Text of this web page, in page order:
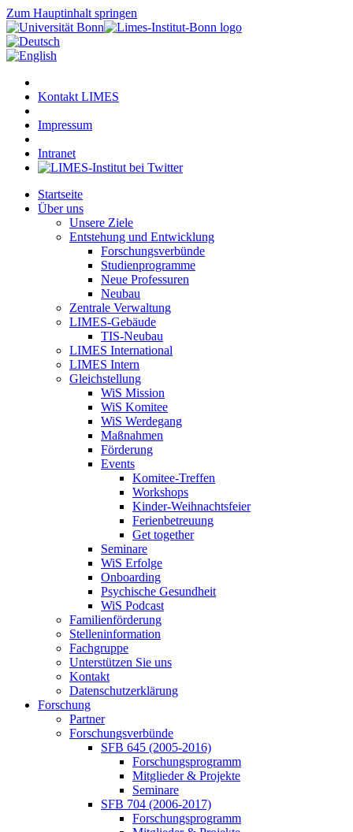
Zum Hauptinhalt springen
Kontakt LIMES
Impressum
Intranet
Startseite
Über uns
Unsere Ziele
Entstehung und Entwicklung
Forschungsverbünde
Studienprogramme
Neue Professuren
Neubau
Zentrale Verwaltung
LIMES-Gebäude
TIS-Neubau
LIMES International
LIMES Intern
Gleichstellung
WiS Mission
WiS Komitee
WiS Werdegang
Maßnahmen
Förderung
Events
Komitee-Treffen
Workshops
Kinder-Weihnachtsfeier
Ferienbetreuung
Get together
Seminare
WiS Erfolge
Onboarding
Psychische Gesundheit
WiS Podcast
Familienförderung
Stelleninformation
Fachgruppe
Unterstützen Sie uns
Kontakt
Datenschutzerklärung
Forschung
Partner
Forschungsverbünde
SFB 645 (2005-2016)
Forschungsprogramm
Mitglieder & Projekte
Seminare
SFB 704 (2006-2017)
Forschungsprogramm